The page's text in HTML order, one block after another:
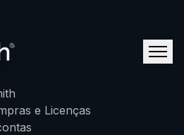
e Licenças